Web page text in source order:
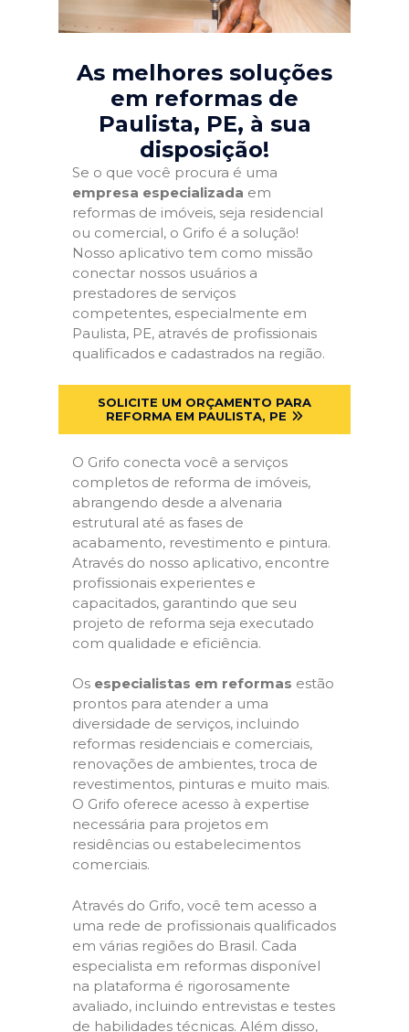
As melhores soluções
em reformas de
Paulista, PE, à sua
disposição!
Se o que você procura é uma
empresa especializada em
reformas de imóveis, seja residencial
ou comercial, o Grifo é a solução!
Nosso aplicativo tem como missão
conectar nossos usuários a
prestadores de serviços
competentes, especialmente em
Paulista, PE, através de profissionais
qualificados e cadastrados na região.
SOLICITE UM ORÇAMENTO PARA
REFORMA EM PAULISTA, PE
O Grifo conecta você a serviços
completos de reforma de imóveis,
abrangendo desde a alvenaria
estrutural até as fases de
acabamento, revestimento e pintura.
Através do nosso aplicativo, encontre
profissionais experientes e
capacitados, garantindo que seu
projeto de reforma seja executado
com qualidade e eficiência.
Os especialistas em reformas estão
prontos para atender a uma
diversidade de serviços, incluindo
reformas residenciais e comerciais,
renovações de ambientes, troca de
revestimentos, pinturas e muito mais.
O Grifo oferece acesso à expertise
necessária para projetos em
residências ou estabelecimentos
comerciais.
Através do Grifo, você tem acesso a
uma rede de profissionais qualificados
em várias regiões do Brasil. Cada
especialista em reformas disponível
na plataforma é rigorosamente
avaliado, incluindo entrevistas e testes
de habilidades técnicas. Além disso,